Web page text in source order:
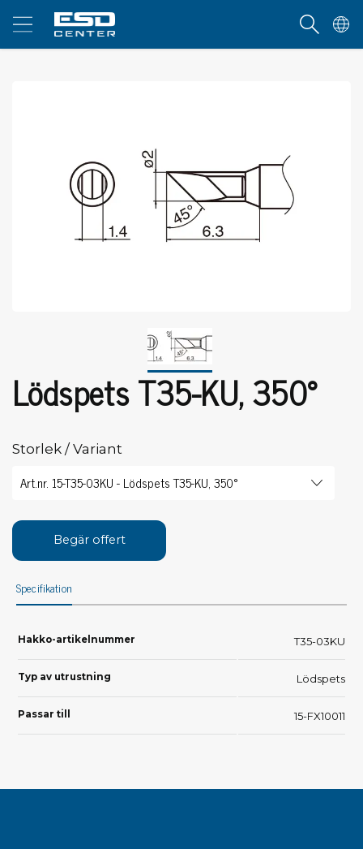
Lödspets T35-KU, 350°
Storlek / Variant
Begär offert
Specifikation
Hakko-artikelnummer T35-03KU
Typ av utrustning Lödspets
Passar till 15-FX10011